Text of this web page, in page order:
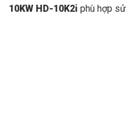
10KW HD-10K2i phù hợp